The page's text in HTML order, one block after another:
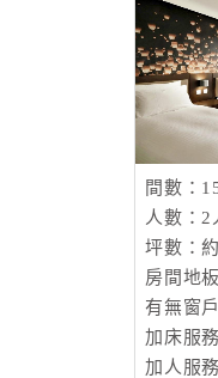
間數：
人數：2
坪數：
房間地
有無窗
加床服
加人服